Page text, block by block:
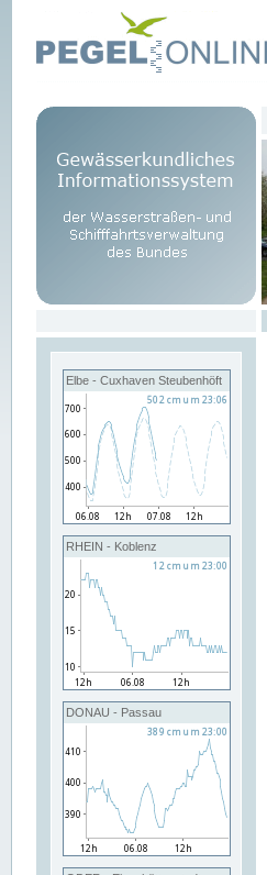
Elbe - Cuxhaven Steubenhöft
RHEIN - Koblenz
DONAU - Passau